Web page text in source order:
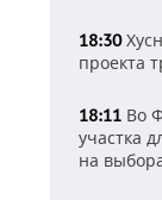
18:30
проекта
18:11 Во
участка
на